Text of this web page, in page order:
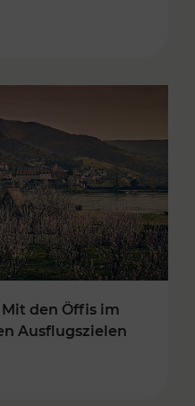
den Öffis im
Ausflugszielen